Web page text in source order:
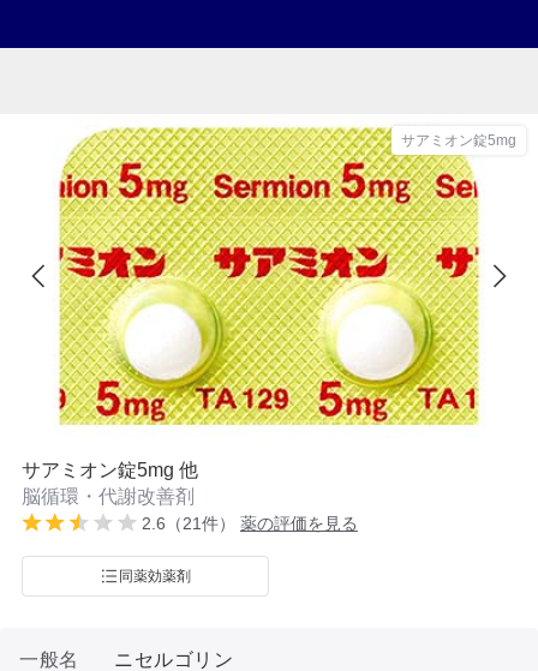
サアミオン錠5mg
サアミオン錠5mg 他
脳循環・代謝改善剤
2.6（21件） 薬の評価を見る
同薬効薬剤
一般名
ニセルゴリン